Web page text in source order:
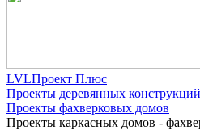
LVLПроект Плюс
Проекты деревянных конструкций
Проекты фахверковых домов
Проекты каркасных домов -